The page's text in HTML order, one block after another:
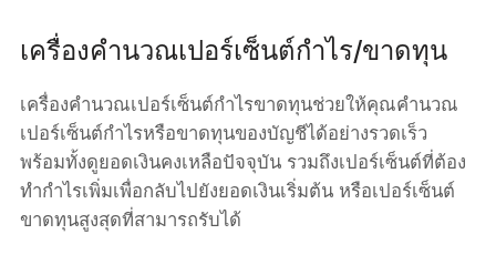
เครื่องคำนวณเปอร์เซ็นต์กำไร/ขาดทุน
เครื่องคำนวณเปอร์เซ็นต์กำไรขาดทุนช่วยให้คุณคำนวณ
เปอร์เซ็นต์กำไรหรือขาดทุนของบัญชีได้อย่างรวดเร็ว
พร้อมทั้งดูยอดเงินคงเหลือปัจจุบัน รวมถึงเปอร์เซ็นต์ที่ต้อง
ทำกำไรเพิ่มเพื่อกลับไปยังยอดเงินเริ่มต้น หรือเปอร์เซ็นต์
ขาดทุนสูงสุดที่สามารถรับได้